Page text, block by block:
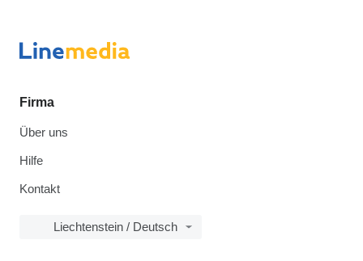
Firma
Über uns
Hilfe
Kontakt
Liechtenstein / Deutsch